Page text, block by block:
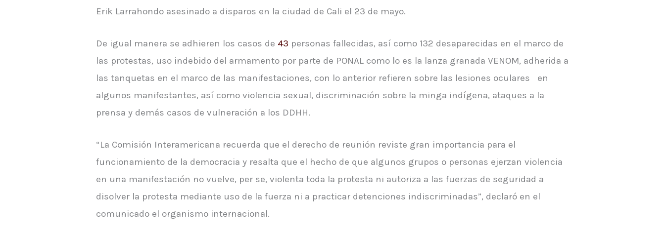
Erik Larrahondo asesinado a disparos en la ciudad de Cali el 23 de mayo.
De igual manera se adhieren los casos de 43 personas fallecidas, así como 132 desaparecidas en el marco de
las protestas, uso indebido del armamento por parte de PONAL como lo es la lanza granada VENOM, adherida a
las tanquetas en el marco de las manifestaciones, con lo anterior refieren sobre las lesiones oculares en
algunos manifestantes, así como violencia sexual, discriminación sobre la minga indígena, ataques a la
prensa y demás casos de vulneración a los DDHH.
“La Comisión Interamericana recuerda que el derecho de reunión reviste gran importancia para el
funcionamiento de la democracia y resalta que el hecho de que algunos grupos o personas ejerzan violencia
en una manifestación no vuelve, per se, violenta toda la protesta ni autoriza a las fuerzas de seguridad a
disolver la protesta mediante uso de la fuerza ni a practicar detenciones indiscriminadas”, declaró en el
comunicado el organismo internacional.